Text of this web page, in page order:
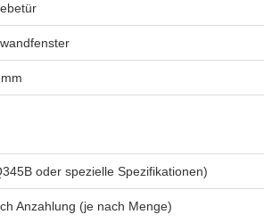
oder spezielle Spezifikationen)
Anzahlung (je nach Menge)